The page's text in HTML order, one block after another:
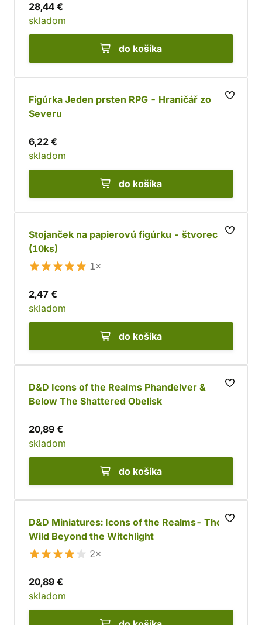
28,44 €
skladom
do košíka
Figúrka Jeden prsten RPG - Hraničář zo
Severu
6,22 €
skladom
do košíka
Stojanček na papierovú figúrku - štvorec
(10ks)
1×
2,47 €
skladom
do košíka
D&D Icons of the Realms Phandelver &
Below The Shattered Obelisk
20,89 €
skladom
do košíka
D&D Miniatures: Icons of the Realms- The
Wild Beyond the Witchlight
2×
20,89 €
skladom